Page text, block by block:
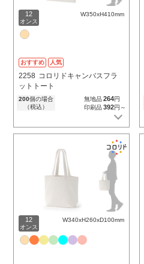
12
オンス
W350xH410mm
おすすめ 人気
2258 コロリドキャンバスフラ
ットトート
200個の場合
（税込）
無地品264円
印刷品392円～
12
オンス
W340xH260xD100mm